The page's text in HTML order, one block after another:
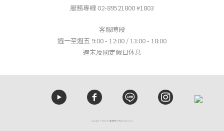
服務專線 02-89521800 #1803
客服時段
週一至週五 9:00 - 12:00 / 13:00 - 18:00
週末及國定假日休息
Copyright © 2021 HIT髮學苑 All Rights Reserved